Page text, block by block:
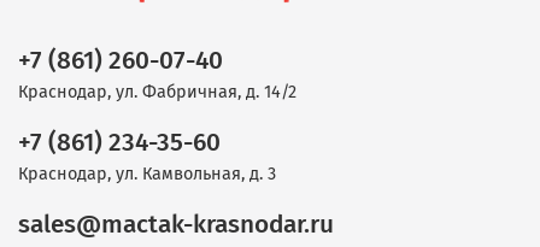
+7 (861) 260-07-40
Краснодар, ул. Фабричная, д. 14/2
+7 (861) 234-35-60
Краснодар, ул. Камвольная, д. 3
sales@mactak-krasnodar.ru